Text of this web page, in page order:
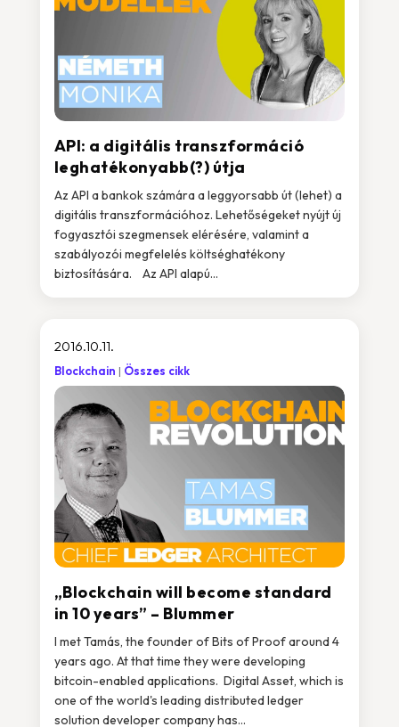
API: a digitális transzformáció
leghatékonyabb(?) útja
Az API a bankok számára a leggyorsabb út (lehet) a
digitális transzformációhoz. Lehetőségeket nyújt új
fogyasztói szegmensek elérésére, valamint a
szabályozói megfelelés költséghatékony
biztosítására. Az API alapú...
„Blockchain will become standard
in 10 years” – Blummer
2016.10.11.
Blockchain Összes cikk
I met Tamás, the founder of Bits of Proof around 4
years ago. At that time they were developing
bitcoin-enabled applications. Digital Asset, which is
one of the world's leading distributed ledger
solution developer company has...